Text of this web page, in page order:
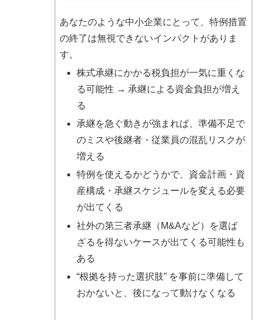
あなたのような中小企業にとって、特例措置
の終了は無視できないインパクトがありま
す。
株式承継にかかる税負担が一気に重くな
る可能性 → 承継による資金負担が増え
る
承継を急ぐ動きが強まれば、準備不足で
のミスや後継者・従業員の混乱リスクが
増える
特例を使えるかどうかで、資金計画・資
産構成・承継スケジュールを変える必要
が出てくる
社外の第三者承継（M&Aなど）を選ば
ざるを得ないケースが出てくる可能性も
ある
“根拠を持った選択肢” を事前に準備して
おかないと、後になって動けなくなる